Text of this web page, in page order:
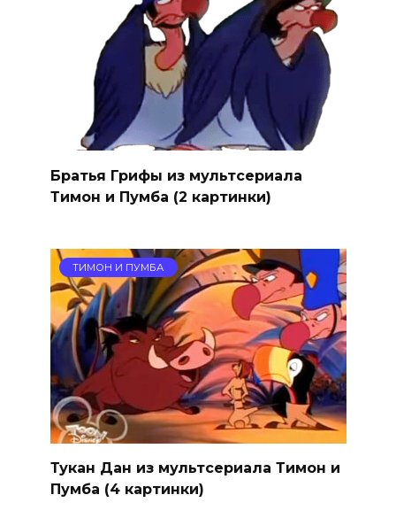
Братья Грифы из мультсериала
Тимон и Пумба (2 картинки)
ТИМОН И ПУМБА
Тукан Дан из мультсериала Тимон и
Пумба (4 картинки)